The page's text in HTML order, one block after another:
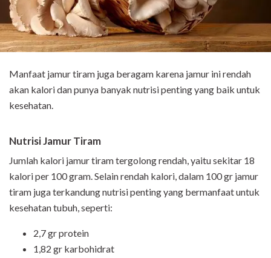
Manfaat jamur tiram juga beragam karena jamur ini rendah
akan kalori dan punya banyak nutrisi penting yang baik untuk
kesehatan.
Nutrisi Jamur Tiram
Jumlah kalori jamur tiram tergolong rendah, yaitu sekitar 18
kalori per 100 gram. Selain rendah kalori, dalam 100 gr jamur
tiram juga terkandung nutrisi penting yang bermanfaat untuk
kesehatan tubuh, seperti:
2,7 gr protein
1,82 gr karbohidrat